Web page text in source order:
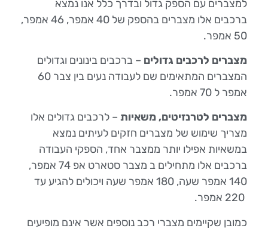
למצברים עם הספק גדול ובדרך כלל אנו נמצא
ברכבים אלו מצברים בהספק של 40 אמפר, 46 אמפר,
50 אמפר.
מצברים לרכבים גדולים – ברכבים בינונים וגדולים
המצברים המתאימים שם לעבודה נעים בין צבר 60
אמפר ל 70 אמפר.
מצברים לטרנזיטים, משאיות – לרכבים גדולים אלו
מצריך שימוש של מצברים חזקים לעיתים נמצא
במשאיות אפילו יותר ממצבר אחד, הספקי העבודה
ברכבים אלו מתחילים ב מצבר סטארט אפ 74 אמפר,
140 אמפר שעה, 180 אמפר שעה ויכולים להגיע עד
כמובן שקיימים מצברי רכב נוספים אשר אינם מופיעים